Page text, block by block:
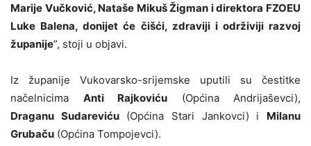
Marije Vučković, Nataše Mikuš Žigman i direktora FZOEU
Luke Balena, donijet će čišći, zdraviji i održiviji razvoj
županije”, stoji u objavi.
Iz županije Vukovarsko-srijemske uputili su čestitke
načelnicima Anti Rajkoviću (Općina Andrijaševci),
Draganu Sudareviću(Općina Stari Jankovci) i Milanu
Grubaču (Općina Tompojevci).